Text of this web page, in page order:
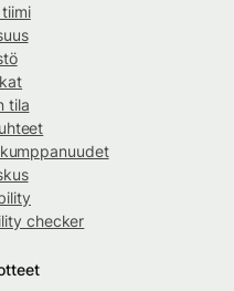
tila
checker